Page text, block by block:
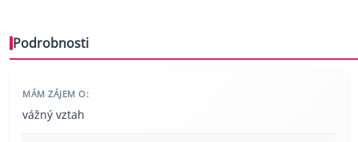
Podrobnosti
MÁM ZÁJEM O:
vážný vztah